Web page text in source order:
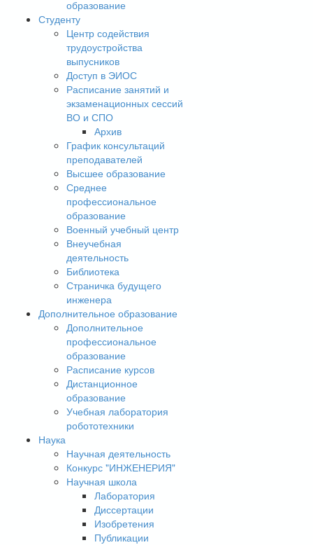
образование
Студенту
Центр содействия
трудоустройства
выпусников
Доступ в ЭИОС
Расписание занятий и
экзаменационных сессий
ВО и СПО
Архив
График консультаций
преподавателей
Высшее образование
Среднее
профессиональное
образование
Военный учебный центр
Внеучебная
деятельность
Библиотека
Страничка будущего
инженера
Дополнительное образование
Дополнительное
профессиональное
образование
Расписание курсов
Дистанционное
образование
Учебная лаборатория
робототехники
Наука
Научная деятельность
Конкурс "ИНЖЕНЕРИЯ"
Научная школа
Лаборатория
Диссертации
Изобретения
Публикации